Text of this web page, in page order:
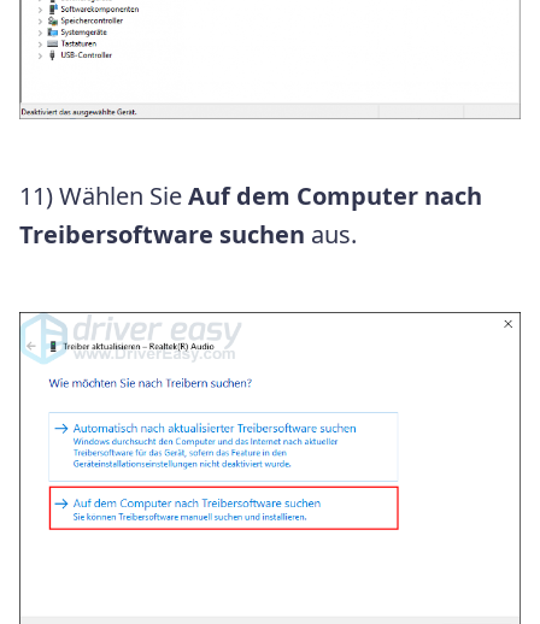
11) Wählen SieAuf dem Computer nach
Treibersoftware suchen aus.